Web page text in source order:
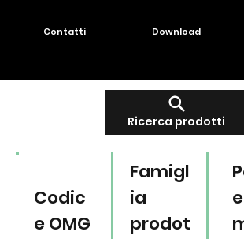
Ricerca prodotti
Contatti Download
Famigl
ia
prodot
Codic
e OMG